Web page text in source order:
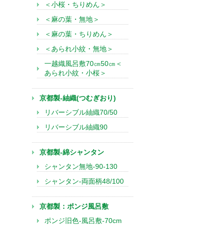
＜小桜・ちりめん＞
＜麻の葉・無地＞
＜麻の葉・ちりめん＞
＜あられ小紋・無地＞
一越織風呂敷70㎝50㎝＜
あられ小紋・小桜＞
京都製-紬織(つむぎおり)
リバーシブル紬織70/50
リバーシブル紬織90
京都製-綿シャンタン
シャンタン無地-90-130
シャンタン-両面柄48/100
京都製：ポンジ風呂敷
ポンジ旧色-風呂敷-70cm